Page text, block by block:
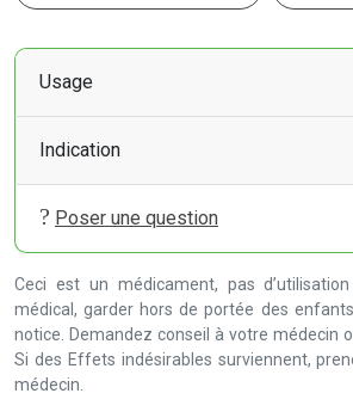
Usage
Indication
Poser une question
Ceci est un médicament, pas
médical, garder hors de portée des
notice. Demandez conseil à votre médecin
Si des Effets indésirables surviennent,
médecin.